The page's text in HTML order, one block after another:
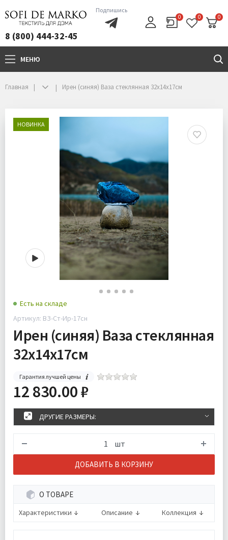
8 (800) 444-32-45
Подпишись
0 0 0
МЕНЮ
Главная Ирен (синяя) Ваза стеклянная 32х14х17см
НОВИНКА
Есть на складе
Артикул: ВЗ-Ст-Ир-17сн
Ирен (синяя) Ваза стеклянная
32х14х17см
Гарантия лучшей цены
12 830.00 ₽
ДРУГИЕ РАЗМЕРЫ:
шт
ДОБАВИТЬ В КОРЗИНУ
О ТОВАРЕ
Характеристики Описание Коллекция